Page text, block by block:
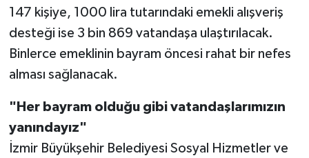
147 kişiye, 1000 lira tutarındaki emekli alışveriş
desteği ise 3 bin 869 vatandaşa ulaştırılacak.
Binlerce emeklinin bayram öncesi rahat bir nefes
alması sağlanacak.
"Her bayram olduğu gibi vatandaşlarımızın
yanındayız"
İzmir Büyükşehir Belediyesi Sosyal Hizmetler ve